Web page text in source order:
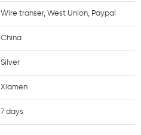
Wire transer, West Union, Paypal
China
Silver
Xiamen
7 days